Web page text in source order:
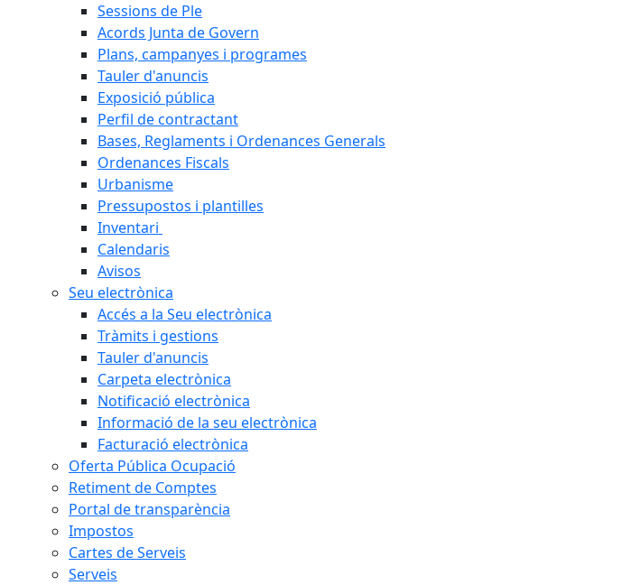
Sessions de Ple
Acords Junta de Govern
Plans, campanyes i programes
Tauler d'anuncis
Exposició pública
Perfil de contractant
Bases, Reglaments i Ordenances Generals
Ordenances Fiscals
Urbanisme
Pressupostos i plantilles
Inventari
Calendaris
Avisos
Seu electrònica
Accés a la Seu electrònica
Tràmits i gestions
Tauler d'anuncis
Carpeta electrònica
Notificació electrònica
Informació de la seu electrònica
Facturació electrònica
Oferta Pública Ocupació
Retiment de Comptes
Portal de transparència
Impostos
Cartes de Serveis
Serveis